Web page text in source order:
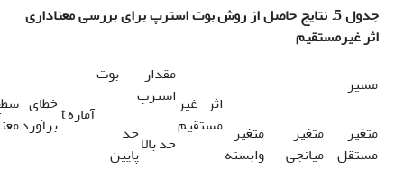
جدول 5. نتایج حاصل از روش بوت استرپ برای بررسی معناداری
اثر غیرمستقیم
مسیر
اثر غیر
مستقیم
مقدار بوت
استرپ
آماره t خطای
برآورد
متغیر
مستقل
متغیر
میانجی
متغیر
وابسته
حد بالاحد
پایین